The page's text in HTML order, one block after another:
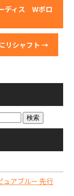
ディス Wボロ
シャフト →
アブルー 先行